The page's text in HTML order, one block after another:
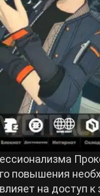
повышения
на доступ